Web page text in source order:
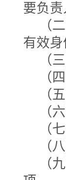
要负责
（
有效身
（
（
（
（
（
（
（